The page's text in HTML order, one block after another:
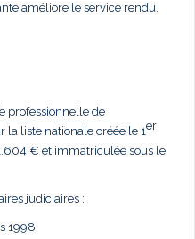
améliore le service rendu.
professionnelle de
la liste nationale créée le 1er
€ et immatriculée sous le
judiciaires :
1998.